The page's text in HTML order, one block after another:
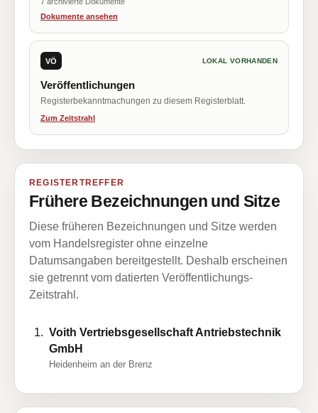
Dokumente ansehen
VÖ LOKAL VORHANDEN
Veröffentlichungen
Registerbekanntmachungen zu diesem Registerblatt.
Zum Zeitstrahl
REGISTERTREFFER
Frühere Bezeichnungen und Sitze
Diese früheren Bezeichnungen und Sitze werden
vom Handelsregister ohne einzelne
Datumsangaben bereitgestellt. Deshalb erscheinen
sie getrennt vom datierten Veröffentlichungs-
Zeitstrahl.
Voith Vertriebsgesellschaft Antriebstechnik
GmbH
Heidenheim an der Brenz